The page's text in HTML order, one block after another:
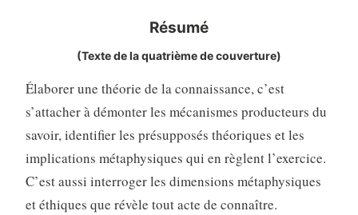
Résumé
(Texte de la quatrième de couverture)
Élaborer une théorie de la connaissance, c’est
s’attacher à démonter les mécanismes producteurs du
savoir, identifier les présupposés théoriques et les
implications métaphysiques qui en règlent l’exercice.
C’est aussi interroger les dimensions métaphysiques
et éthiques que révèle tout acte de connaître.